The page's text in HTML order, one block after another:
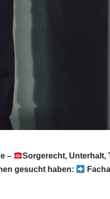
– Sorgerecht, Unterhalt,
gesucht haben: